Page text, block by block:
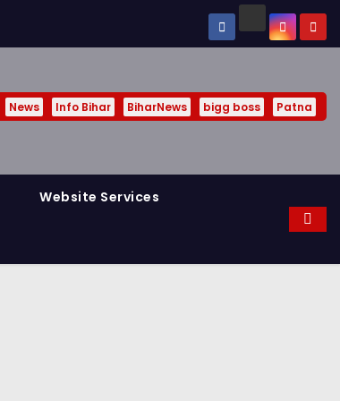
News Info Bihar BiharNews bigg boss Patna
Website Services